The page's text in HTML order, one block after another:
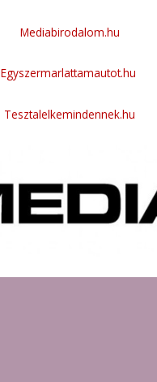
Mediabirodalom.hu
Egyszermarlattamautot.hu
Tesztalelkemindennek.hu